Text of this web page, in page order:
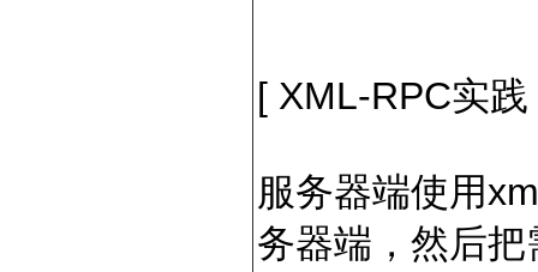
[ XML-RPC实践
服务器端使用
务器端，然后